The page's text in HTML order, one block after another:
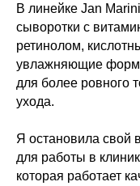
В линейке Jan
сыворотки с
ретинолом,
увлажняющие
для более ровного
ухода.
Я остановила свой
для работы в
которая работает